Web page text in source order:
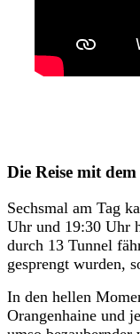
Die Reise mit
Sechsmal am Tag
Uhr und 19:30 Uhr
durch 13 Tunnel
gesprengt wurden,
In den hellen
Orangenhaine und